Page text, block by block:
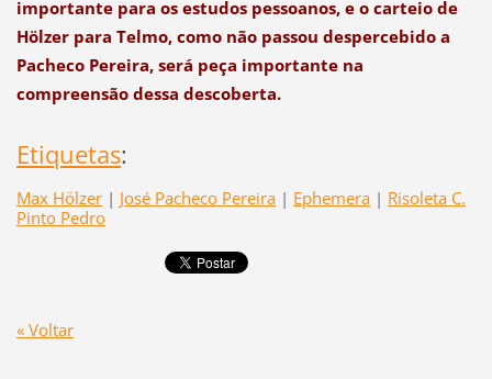
importante para os estudos pessoanos, e o carteio de
Hölzer para Telmo, como não passou despercebido a
Pacheco Pereira, será peça importante na
compreensão dessa descoberta.
Etiquetas:
Max Hölzer | José Pacheco Pereira | Ephemera | Risoleta C.
Pinto Pedro
« Voltar